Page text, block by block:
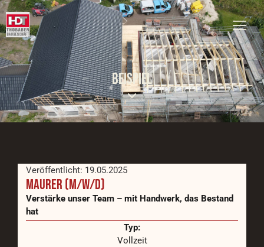
BEISPIEL
Veröffentlicht: 19.05.2025
MAURER (M/W/D)
Verstärke unser Team – mit Handwerk, das Bestand
hat
Typ:
Vollzeit